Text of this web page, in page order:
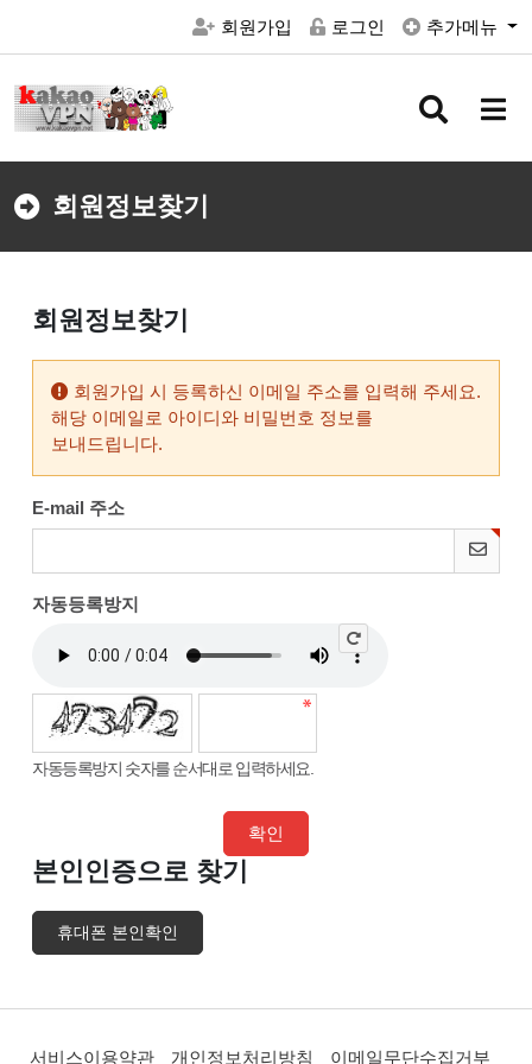
회원가입 로그인 추가메뉴
검
버
메
버
회원정보찾기
회원정보찾기
회원가입 시 등록하신 이메일 주소를 입력해 주세요.
해당 이메일로 아이디와 비밀번호 정보를
보내드립니다.
E-mail 주소
자동등록방지
자동등록방지 숫자를 순서대로 입력하세요.
본인인증으로 찾기
휴대폰 본인확인
서비스이용약관 개인정보처리방침 이메일무단수집거부